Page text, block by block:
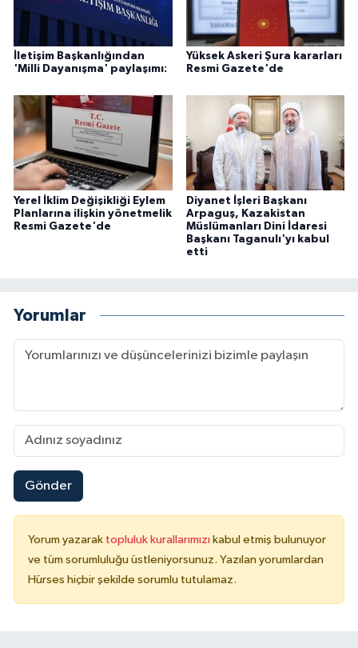
İletişim Başkanlığından
'Milli Dayanışma' paylaşımı:
Yüksek Askeri Şura kararları
Resmi Gazete'de
Yerel İklim Değişikliği Eylem
Planlarına ilişkin yönetmelik
Resmi Gazete'de
Diyanet İşleri Başkanı
Arpaguş, Kazakistan
Müslümanları Dini İdaresi
Başkanı Taganulı'yı kabul
etti
Yorumlar
Gönder
Yorum yazarak topluluk kurallarımızı kabul etmiş bulunuyor
ve tüm sorumluluğu üstleniyorsunuz. Yazılan yorumlardan
Hürses hiçbir şekilde sorumlu tutulamaz.